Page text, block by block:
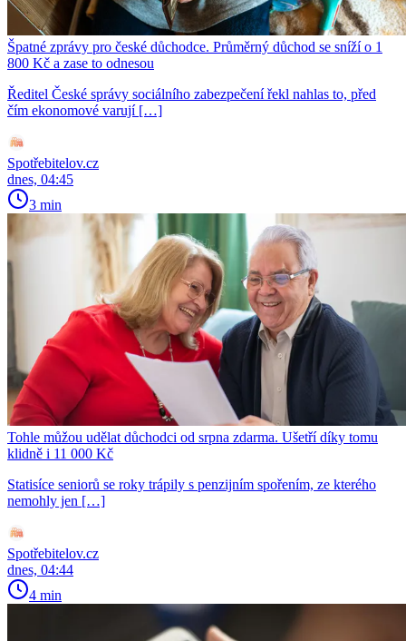
Špatné zprávy pro české důchodce. Průměrný důchod se sníží o 1
800 Kč a zase to odnesou
Ředitel České správy sociálního zabezpečení řekl nahlas to, před
čím ekonomové varují […]
Spotřebitelov.cz
dnes, 04:45
3 min
Tohle můžou udělat důchodci od srpna zdarma. Ušetří díky tomu
klidně i 11 000 Kč
Statisíce seniorů se roky trápily s penzijním spořením, ze kterého
nemohly jen […]
Spotřebitelov.cz
dnes, 04:44
4 min